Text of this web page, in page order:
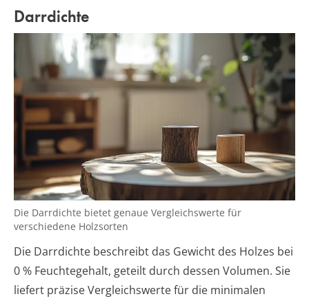
Darrdichte
Die Darrdichte bietet genaue Vergleichswerte für
verschiedene Holzsorten
Die Darrdichte beschreibt das Gewicht des Holzes bei
0 % Feuchtegehalt, geteilt durch dessen Volumen. Sie
liefert präzise Vergleichswerte für die minimalen